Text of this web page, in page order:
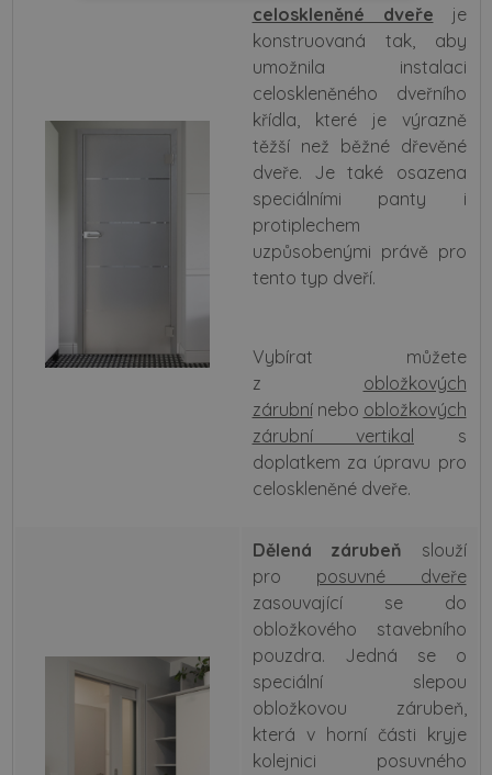
celoskleněné dveře je
konstruovaná tak, aby
umožnila instalaci
celoskleněného dveřního
křídla, které je výrazně
těžší než běžné dřevěné
dveře. Je také osazena
speciálními panty i
protiplechem
uzpůsobenými právě pro
tento typ dveří.
Vybírat můžete
z obložkových
zárubnínebo obložkových
zárubní vertikal
s
doplatkem za úpravu pro
celoskleněné dveře.
Dělená zárubeň slouží
pro posuvné dveře
zasouvající se do
obložkového stavebního
pouzdra. Jedná se o
speciální slepou
obložkovou zárubeň,
která v horní části kryje
kolejnici posuvného